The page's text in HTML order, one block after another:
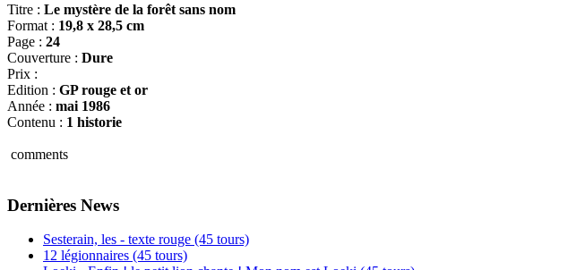
Titre : Le mystère de la forêt sans nom
Format : 19,8 x 28,5 cm
Page : 24
Couverture : Dure
Prix :
Edition : GP rouge et or
Année : mai 1986
Contenu : 1 historie
comments
Dernières News
Sesterain, les - texte rouge (45 tours)
12 légionnaires (45 tours)